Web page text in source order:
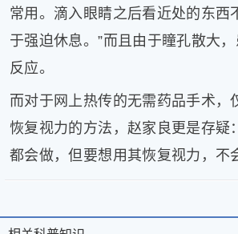
常用。滴入眼睛之后看近处的东西
于强迫休息。”而且由于瞳孔散大
反应。
而对于网上热传的无需药品手术，
恢复视力的方法，赵家良更是存疑
都会做，但要想用其恢复视力，不
模
>
模